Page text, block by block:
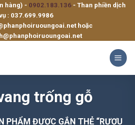
hàng) - 0902.183.136 - Than phiền dịch
: 037.699.9986
hoặc
trống gỗ
PHẨM ĐƯỢC GẮN THẺ “RƯỢU